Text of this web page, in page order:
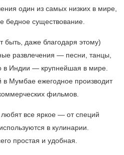
один из самых низких в мире,
бедное существование.
даже благодаря этому)
развлечения — песни, танцы,
в Индии — крупнейшая в мире.
в Мумбае ежегодное производит
фильмов.
все яркое — от специй
в кулинарии.
простая и удобная.